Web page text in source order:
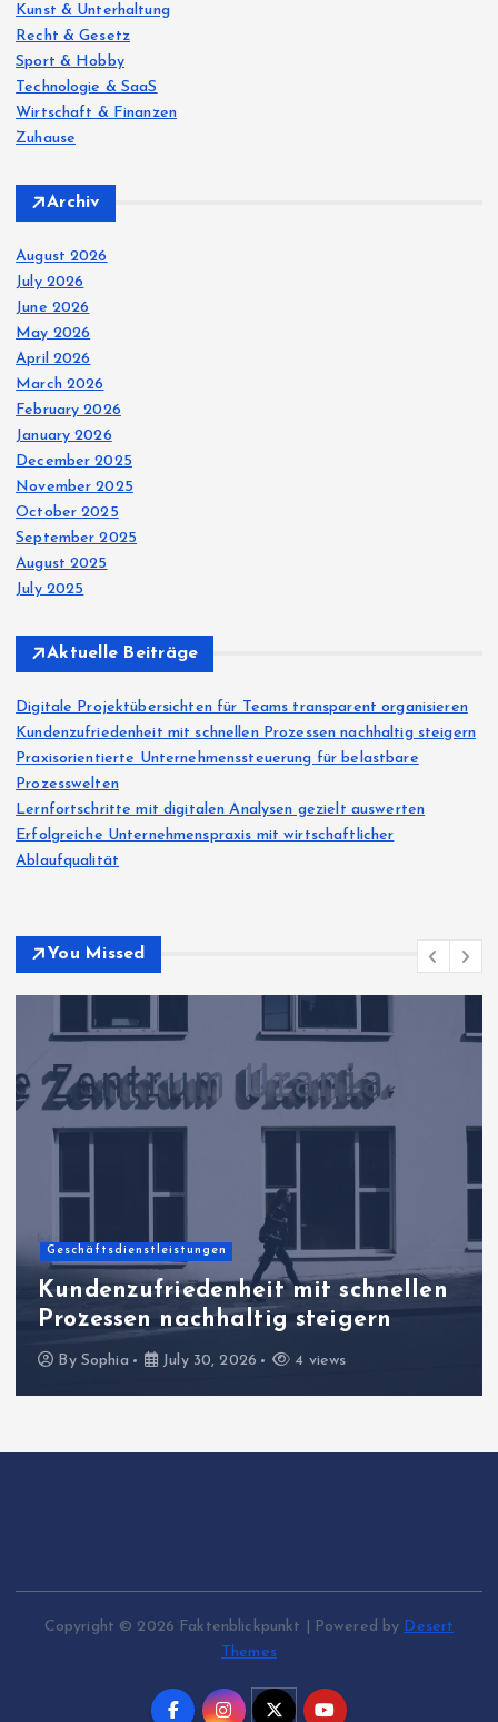
Kunst & Unterhaltung
Recht & Gesetz
Sport & Hobby
Technologie & SaaS
Wirtschaft & Finanzen
Zuhause
Archiv
August 2026
July 2026
June 2026
May 2026
April 2026
March 2026
February 2026
January 2026
December 2025
November 2025
October 2025
September 2025
August 2025
July 2025
Aktuelle Beiträge
Digitale Projektübersichten für Teams transparent organisieren
Kundenzufriedenheit mit schnellen Prozessen nachhaltig steigern
Praxisorientierte Unternehmenssteuerung für belastbare
Prozesswelten
Lernfortschritte mit digitalen Analysen gezielt auswerten
Erfolgreiche Unternehmenspraxis mit wirtschaftlicher
Ablaufqualität
You Missed
Geschäftsdienstleistungen
Kundenzufriedenheit mit schnellen
Prozessen nachhaltig steigern
By Sophia July 30, 2026 4 views
Copyright © 2026 Faktenblickpunkt | Powered by Desert
Themes